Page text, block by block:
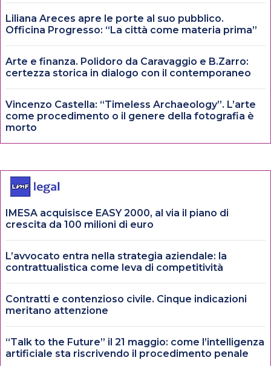
Liliana Areces apre le porte al suo pubblico.
Officina Progresso: “La città come materia prima”
Arte e finanza. Polidoro da Caravaggio e B.Zarro:
certezza storica in dialogo con il contemporaneo
Vincenzo Castella: “Timeless Archaeology”. L’arte
come procedimento o il genere della fotografia è
morto
IMESA acquisisce EASY 2000, al via il piano di
crescita da 100 milioni di euro
L’avvocato entra nella strategia aziendale: la
contrattualistica come leva di competitività
Contratti e contenzioso civile. Cinque indicazioni
meritano attenzione
“Talk to the Future” il 21 maggio: come l’intelligenza
artificiale sta riscrivendo il procedimento penale